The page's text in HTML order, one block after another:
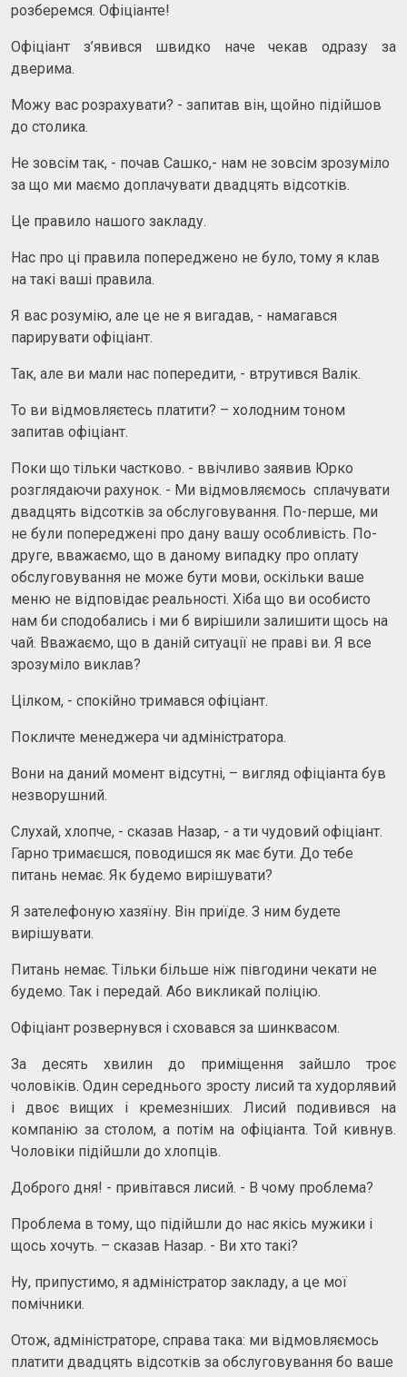
розберемся. Офіціанте!
Офіціант з’явився швидко наче чекав одразу за
дверима.
Можу вас розрахувати? - запитав він, щойно підійшов
до столика.
Не зовсім так, - почав Сашко,- нам не зовсім зрозуміло
за що ми маємо доплачувати двадцять відсотків.
Це правило нашого закладу.
Нас про ці правила попереджено не було, тому я клав
на такі ваші правила.
Я вас розумію, але це не я вигадав, - намагався
парирувати офіціант.
Так, але ви мали нас попередити, - втрутився Валік.
То ви відмовляєтесь платити? – холодним тоном
запитав офіціант.
Поки що тільки частково. - ввічливо заявив Юрко
розглядаючи рахунок. - Ми відмовляємось сплачувати
двадцять відсотків за обслуговування. По-перше, ми
не були попереджені про дану вашу особливість. По-
друге, вважаємо, що в даному випадку про оплату
обслуговування не може бути мови, оскільки ваше
меню не відповідає реальності. Хіба що ви особисто
нам би сподобались і ми б вирішили залишити щось на
чай. Вважаємо, що в даній ситуації не праві ви. Я все
зрозуміло виклав?
Цілком, - спокійно тримався офіціант.
Покличте менеджера чи адміністратора.
Вони на даний момент відсутні, – вигляд офіціанта був
незворушний.
Слухай, хлопче, - сказав Назар, - а ти чудовий офіціант.
Гарно тримаєшся, поводишся як має бути. До тебе
питань немає. Як будемо вирішувати?
Я зателефоную хазяїну. Він приїде. З ним будете
вирішувати.
Питань немає. Тільки більше ніж півгодини чекати не
будемо. Так і передай. Або викликай поліцію.
Офіціант розвернувся і сховався за шинквасом.
За десять хвилин до приміщення зайшло троє
чоловіків. Один середнього зросту лисий та худорлявий
і двоє вищих і кремезніших. Лисий подивився на
компанію за столом, а потім на офіціанта. Той кивнув.
Чоловіки підійшли до хлопців.
Доброго дня! - привітався лисий. - В чому проблема?
Проблема в тому, що підійшли до нас якісь мужики і
щось хочуть. – сказав Назар. - Ви хто такі?
Ну, припустимо, я адміністратор закладу, а це мої
помічники.
Отож, адміністраторе, справа така: ми відмовляємось
платити двадцять відсотків за обслуговування бо ваше